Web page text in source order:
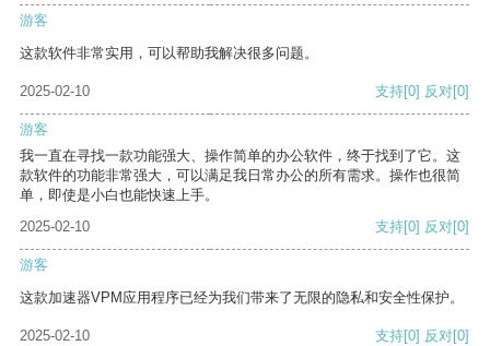
游客
这款软件非常实用，可以帮助我解决很多问题。
2025-02-10 支持[0] 反对[0]
游客
我一直在寻找一款功能强大、操作简单的办公软件，终于找到了它。这
款软件的功能非常强大，可以满足我日常办公的所有需求。操作也很简
单，即使是小白也能快速上手。
2025-02-10
支持[0] 反对[0]
游客
这款加速器VPM应用程序已经为我们带来了无限的隐私和安全性保护。
2025-02-10 支持[0] 反对[0]